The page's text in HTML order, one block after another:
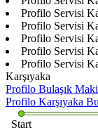
Profilo Servisi
Profilo Servisi
Profilo Servisi
Profilo Servisi
Profilo Servisi
Karşıyaka
Profilo Bulaşık
Profilo Karşıyaka
Start